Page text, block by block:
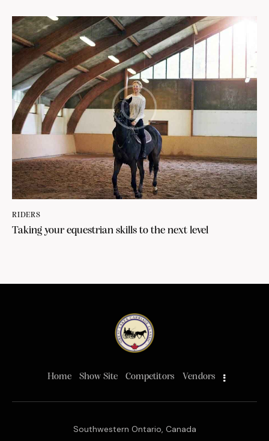
RIDERS
Taking your equestrian skills to the next level
Home Show Site Competitors Vendors
Southwestern Ontario, Canada